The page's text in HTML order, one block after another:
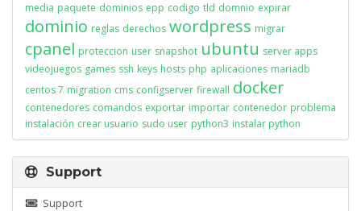
media paquete dominios epp codigo tld domnio expirar
dominio reglas derechos wordpress migrar
cpanel proteccion user snapshot ubuntu server apps
videojuegos games ssh keys hosts php aplicaciones mariadb
centos 7 migration cms configserver firewall docker
contenedores comandos exportar importar contenedor problema
instalación crear usuario sudo user python3 instalar python
Support
Support